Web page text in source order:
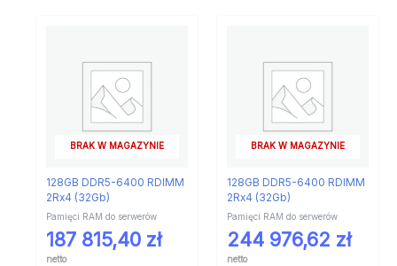
BRAK W MAGAZYNIE
128GB DDR5-6400 RDIMM
2Rx4 (32Gb)
Pamięci RAM do serwerów
187 815,40 zł
netto
BRAK W MAGAZYNIE
128GB DDR5-6400 RDIMM
2Rx4 (32Gb)
Pamięci RAM do serwerów
244 976,62 zł
netto